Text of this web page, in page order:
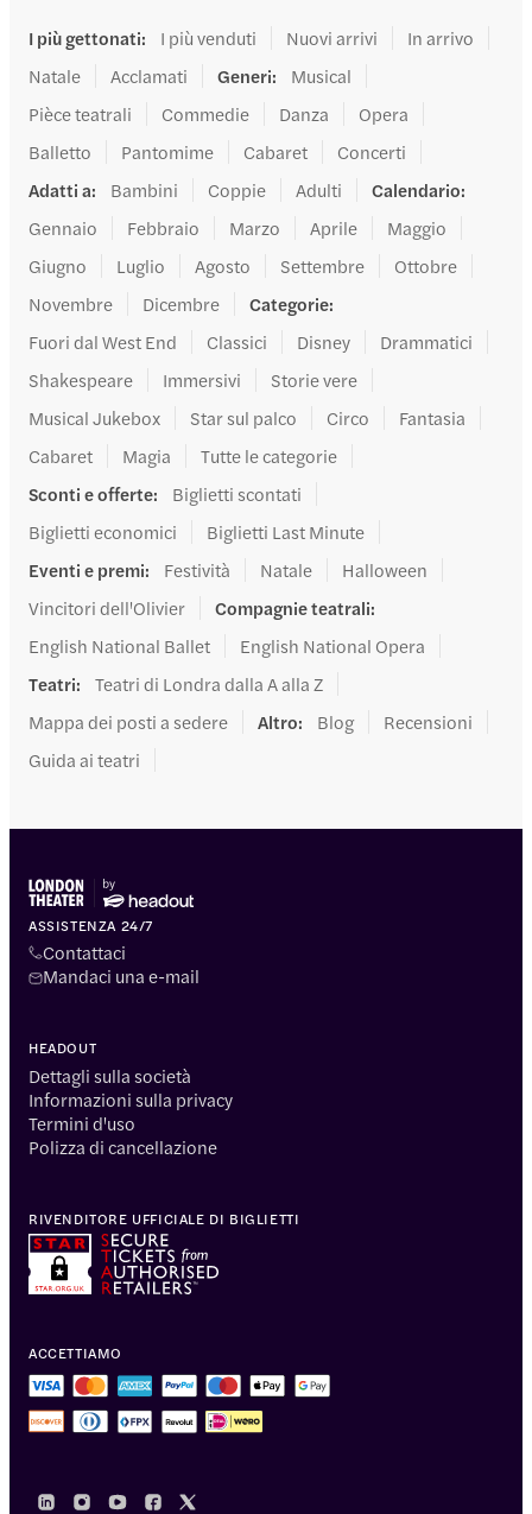
I più gettonati: I più venduti Nuovi arrivi
In arrivo
Natale
Acclamati Generi:
Musical
Pièce teatrali
Commedie Danza
Opera
Balletto
Pantomime Cabaret
Concerti
Adatti a: Bambini Coppie Adulti Calendario:
Gennaio
Febbraio Marzo Aprile
Maggio
Giugno
Luglio Agosto Settembre
Ottobre
Novembre
Dicembre Categorie:
Fuori dal West End
Classici Disney
Drammatici
Shakespeare
Immersivi
Storie vere
Musical Jukebox
Star sul palco Circo
Fantasia
Cabaret
Magia
Tutte le categorie
Sconti e offerte:
Biglietti scontati
Biglietti economici
Biglietti Last Minute
Eventi e premi: Festività Natale
Halloween
Vincitori dell'Olivier
Compagnie teatrali:
English National Ballet
English National Opera
Teatri:
Teatri di Londra dalla A alla Z
Mappa dei posti a sedere
Altro: Blog
Recensioni
Guida ai teatri
ASSISTENZA 24/7
Contattaci
Mandaci una e-mail
HEADOUT
Dettagli sulla società
Informazioni sulla privacy
Termini d'uso
Polizza di cancellazione
ACCETTIAMO
RIVENDITORE UFFICIALE DI BIGLIETTI